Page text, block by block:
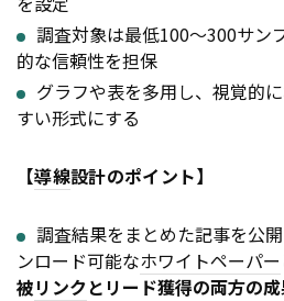
調査対象は最低100〜300サン
的な信頼性を担保
グラフや表を多用し、視覚的
すい形式にする
【導線設計のポイント】
調査結果をまとめた記事を公
ンロード可能なホワイトペーパー
被リンクとリード獲得の両方の